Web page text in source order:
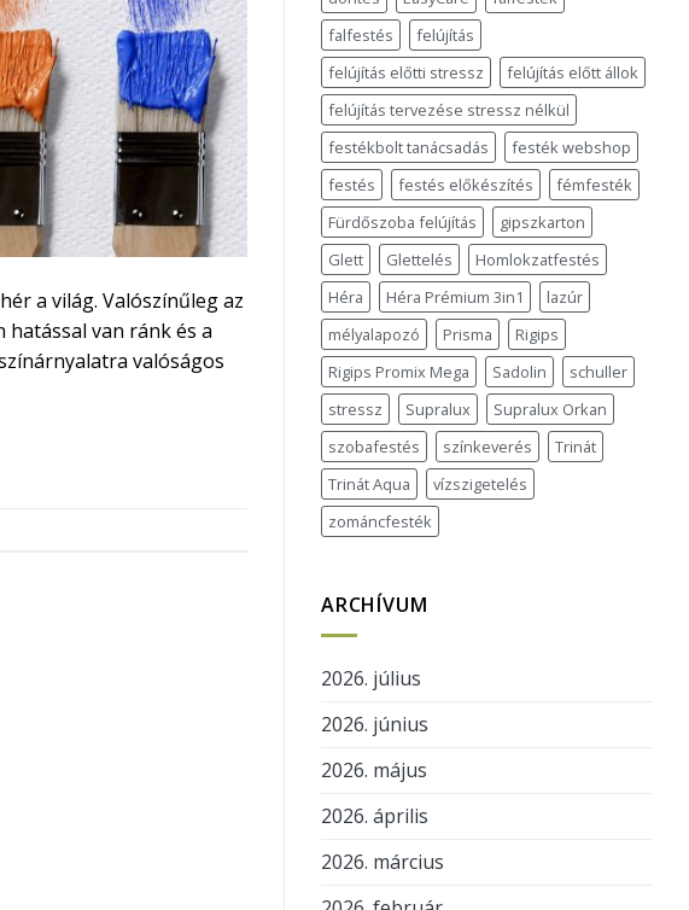
a világ. Valószínűleg az
van ránk és a
valóságos
falfestés
felújítás
felújítás előtti stressz
felújítás előtt állok
felújítás tervezése stressz nélkül
festékbolt tanácsadás
festék webshop
festés
festés előkészítés
fémfesték
Fürdőszoba felújítás
gipszkarton
Glett
Glettelés
Homlokzatfestés
Héra
Héra Prémium 3in1
lazúr
mélyalapozó
Prisma
Rigips
Rigips Promix Mega
Sadolin
schuller
stressz
Supralux
Supralux Orkan
szobafestés
színkeverés
Trinát
Trinát Aqua
vízszigetelés
zománcfesték
ARCHÍVUM
2026. július
2026. június
2026. május
2026. április
2026. március